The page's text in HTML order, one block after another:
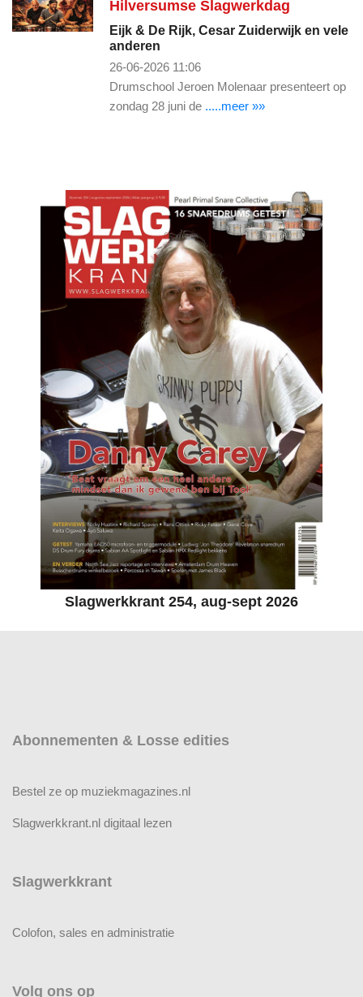
Hilversumse Slagwerkdag
Eijk & De Rijk, Cesar Zuiderwijk en vele
anderen
26-06-2026 11:06
Drumschool Jeroen Molenaar presenteert op
zondag 28 juni de .....meer »»
Slagwerkkrant 254, aug-sept 2026
Abonnementen & Losse edities
Bestel ze op muziekmagazines.nl
Slagwerkkrant.nl digitaal lezen
Slagwerkkrant
Colofon, sales en administratie
Volg ons op